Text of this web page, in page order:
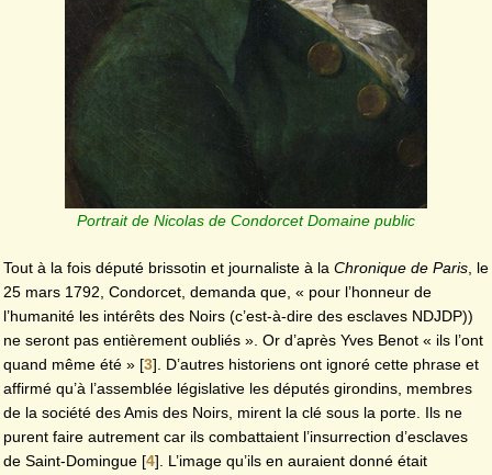
Portrait de Nicolas de Condorcet Domaine public
Tout à la fois député brissotin et journaliste à la Chronique de Paris, le
25 mars 1792, Condorcet, demanda que, « pour l’honneur de
l’humanité les intérêts des Noirs (c’est-à-dire des esclaves NDJDP))
ne seront pas entièrement oubliés ». Or d’après Yves Benot « ils l’ont
quand même été » [3]. D’autres historiens ont ignoré cette phrase et
affirmé qu’à l’assemblée législative les députés girondins, membres
de la société des Amis des Noirs, mirent la clé sous la porte. Ils ne
purent faire autrement car ils combattaient l’insurrection d’esclaves
de Saint-Domingue [4]. L’image qu’ils en auraient donné était